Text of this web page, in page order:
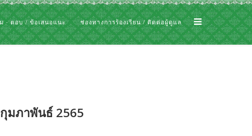
- ตอบ / ข้อเสนอแนะ ช่องทางการร้องเรียน / ติดต่อผู้ดูแล
มภาพันธ์ 2565